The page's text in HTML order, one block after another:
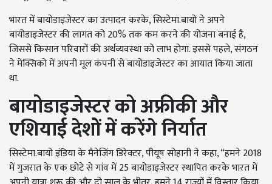
भारत में बायोडाइजेस्टर का उत्पादन करके, सिस्टेमा.बायो ने अपने
बायोडाइजेस्टर की लागत को 20% तक कम करने की योजना बनाई है,
जिससे किसान परिवारों की अर्थव्यवस्था को लाभ होगा. इससे पहले, संगठन
ने मेक्सिको में अपनी मूल कंपनी से बायोडाइजेस्टर का आयात किया जाता
था.
बायोडाइजेस्टर को अफ्रीकी और
एशियाई देशों में करेंगे निर्यात
सिस्टेमा.बायो इंडिया के मैनेजिंग डिरेक्टर, पीयूष सोहानी ने कहा, “हमने 2018
में गुजरात के एक छोटे से गांव में 25 बायोडाइजेस्टर स्थापित करके भारत में